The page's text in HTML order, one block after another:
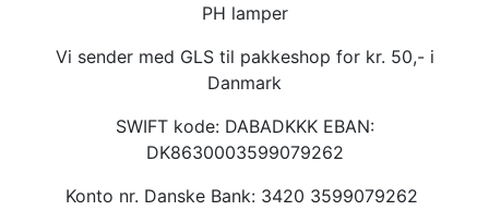
PH lamper
Vi sender med GLS til pakkeshop for kr. 50,- i
Danmark
SWIFT kode: DABADKKK EBAN:
DK8630003599079262
Konto nr. Danske Bank: 3420 3599079262